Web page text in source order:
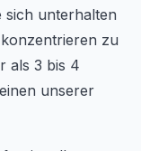
sich unterhalten
zu
als 3 bis 4
unserer